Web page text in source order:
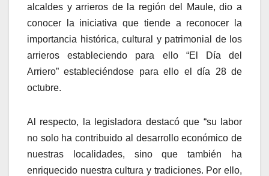
alcaldes y arrieros de la región del Maule, dio a
conocer la iniciativa que tiende a reconocer la
importancia histórica, cultural y patrimonial de los
arrieros estableciendo para ello “El Día del
Arriero” estableciéndose para ello el día 28 de
octubre.
Al respecto, la legisladora destacó que “su labor
no solo ha contribuido al desarrollo económico de
nuestras localidades, sino que también ha
enriquecido nuestra cultura y tradiciones. Por ello,